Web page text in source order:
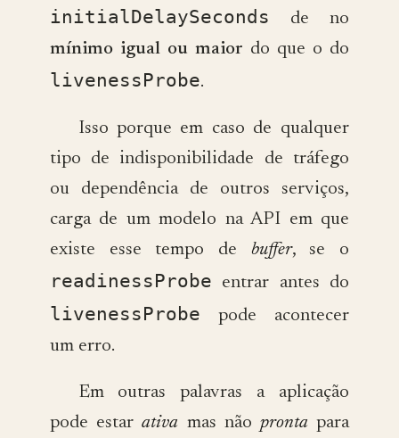
initialDelaySeconds de no
mínimo igual ou maior do que o do
livenessProbe.
Isso porque em caso de qualquer
tipo de indisponibilidade de tráfego
ou dependência de outros serviços,
carga de um modelo na API em que
existe esse tempo de buffer, se o
readinessProbe entrar antes do
livenessProbe pode acontecer
um erro.
Em outras palavras a aplicação
pode estarativa mas não prontapara